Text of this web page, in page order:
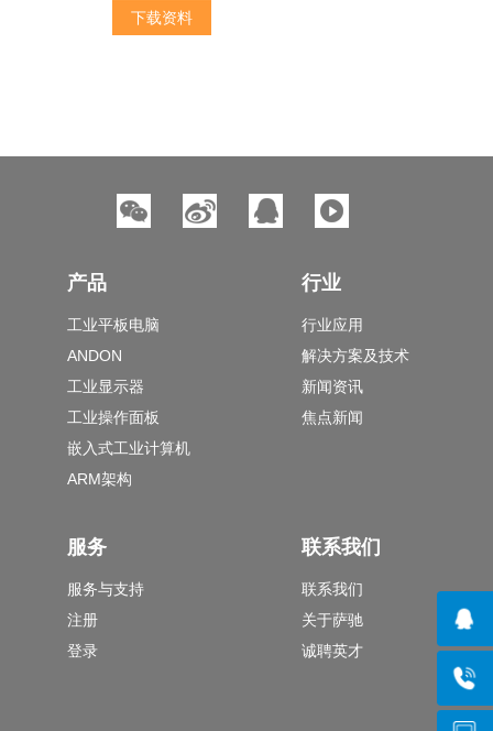
下载资料
产品
工业平板电脑
ANDON
工业显示器
工业操作面板
嵌入式工业计算机
ARM架构
行业
行业应用
解决方案及技术
新闻资讯
焦点新闻
服务
服务与支持
注册
登录
联系我们
联系我们
关于萨驰
诚聘英才